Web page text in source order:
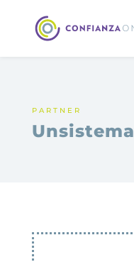
PARTNER
Unsistema